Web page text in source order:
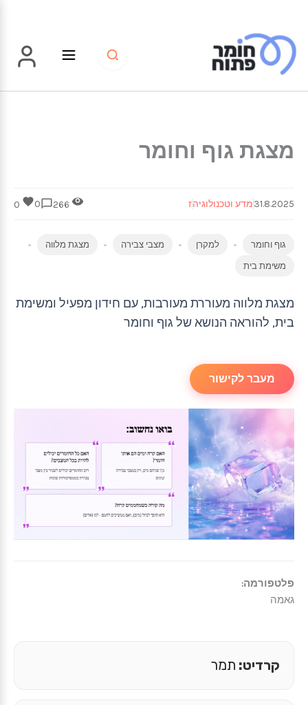
מצגת גוף וחומר
31.8.2025מדע וטכנולוגיהז 0
גוף וחומר למקרן מצבי צבירה מצגת מלווה
משימת בית
מצגת מלווה מעוררת מעורבות, עם חידון מפעיל ומשימת
בית, להוראה הנושא של גוף וחומר
מעבר לקישור
פלטפורמה:
גאמה
קרדיט: תמר